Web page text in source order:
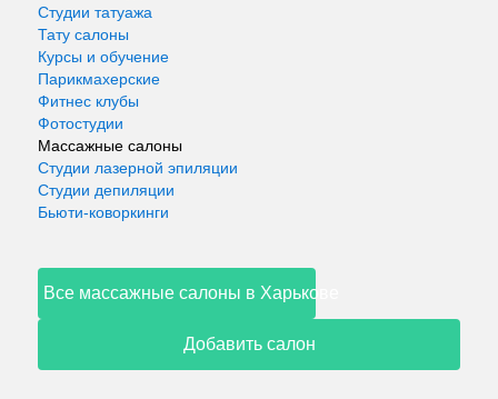
Студии татуажа
Тату салоны
Курсы и обучение
Парикмахерские
Фитнес клубы
Фотостудии
Массажные салоны
Студии лазерной эпиляции
Студии депиляции
Бьюти-коворкинги
Все массажные салоны в Харькове
Добавить салон